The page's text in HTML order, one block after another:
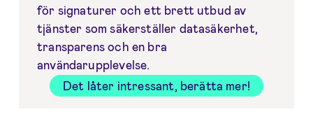
för signaturer och ett brett utbud av
tjänster som säkerställer datasäkerhet,
transparens och en bra
användarupplevelse.
Det låter intressant, berätta mer!